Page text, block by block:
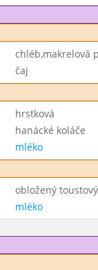
chléb,makrelová
čaj
hrstková
hanácké koláče
mléko
obložený
mléko